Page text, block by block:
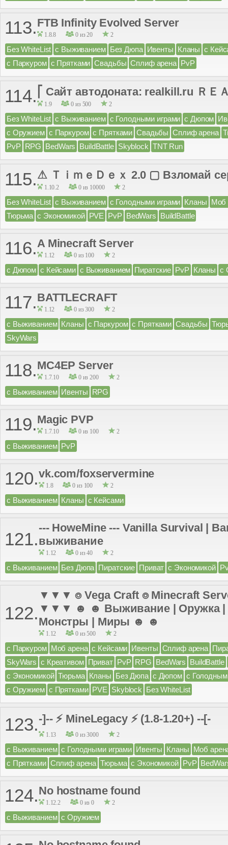
113.FTB Infinity Evolved Server
1.8.8 0 из 20 2
Без WhiteList с Выживанием Без Дюпа Ивенты Кланы с
с Паркуром с Прятками Свадьбы Сплиф арена PvP
114. ⎡ Сайт автодоната: realkill.ru ＲＥ
1.9 0 из 500 2
Без WhiteList с Выживанием с Голодными играми с Дюпом
с Оружием с Паркуром с Прятками Свадьбы Сплиф арена
PvP RPG BedWars BuildBattle Skyblock TNT Run
115.⚠ ＴｉｍｅＤｅｘ 2.0 ▢ Взломай
1.10.2 0 из 10000 2
Без WhiteList с Выживанием с Голодными играми Кланы Моб
Тюрьма с Экономикой PVE PvP BedWars BuildBattle
116.A Minecraft Server
1.12 0 из 100 2
с Дюпом с Кейсами с Выживанием Пиратские PvP Кланы с
117.BATTLECRAFT
1.12 0 из 300 2
с Выживанием Кланы с Паркуром с Прятками Свадьбы
SkyWars
118.MC4EP Server
1.7.10 0 из 200 2
с Выживанием Ивенты RPG
119.Magic PVP
1.7.10 0 из 100 2
с Выживанием PvP
120.vk.com/foxservermine
1.8 0 из 100 2
с Выживанием Кланы с Кейсами
121.
--- HoweMine --- Vanilla Survival |
выживание
1.12 0 из 40 2
с Выживанием Без Дюпа Пиратские Приват с Экономикой
122.
▼▼▼ ⌾ Vega Craft ⌾ Minecraft
▼▼▼ ☻ ☻ Выживание | Оружка |
Монстры | Миры ☻ ☻
1.12 0 из 500 2
с Паркуром Моб арена с Кейсами Ивенты Сплиф арена
SkyWars с Креативом Приват PvP RPG BedWars BuildBattle
с Экономикой Тюрьма Кланы Без Дюпа с Дюпом с
с Оружием с Прятками PVE Skyblock Без WhiteList
123.-]-- ⚡ MineLegacy ⚡ (1.8-1.20+) --[-
1.13 0 из 3000 2
с Выживанием с Голодными играми Ивенты Кланы Моб
с Прятками Сплиф арена Тюрьма с Экономикой PvP
124.No hostname found
1.12.2 0 из 0 2
с Выживанием с Оружием